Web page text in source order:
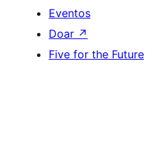
Eventos
Doar ↗
Five for the Future